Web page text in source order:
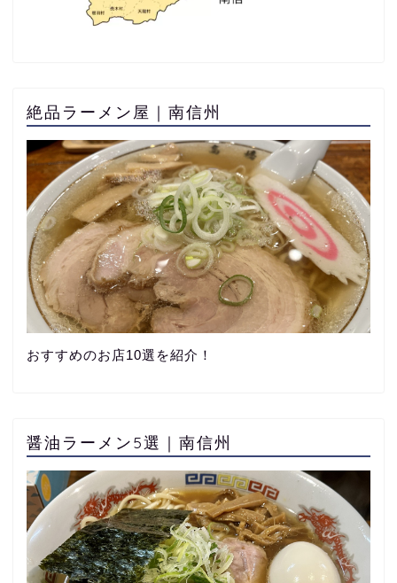
絶品ラーメン屋｜南信州
おすすめのお店10選を紹介！
醤油ラーメン5選｜南信州